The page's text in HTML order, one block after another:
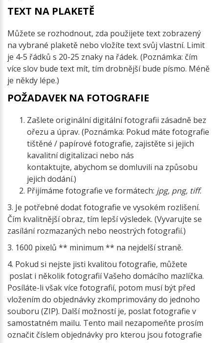
TEXT NA PLAKETĚ
Můžete se rozhodnout, zda použijete text zobrazený
na vybrané plaketě nebo vložíte text svůj vlastní. Limit
je 4-5 řádků s 20-25 znaky na řádek. (Poznámka: čím
více slov bude text mít, tím drobnější bude písmo. Méně
je někdy lépe.)
POŽADAVEK NA FOTOGRAFIE
Zašlete originální digitální fotografii zásadně bez
ořezu a úprav. (Poznámka: Pokud máte fotografie
tištěné / papírové fotografie, zajistěte si jejich
kavalitní digitalizaci nebo nás
kontaktujte, abychom se domluvili na způsobu
jejich dodání.)
Přijímáme fotografie ve formátech: jpg, png, tiff.
3. Je potřebné dodat fotografie ve vysokém rozlišení.
Čím kvalitnější obraz, tím lepší výsledek. (Vyvarujte se
zasílání rozmazaných nebo neostrých fotografií.)
3. 1600 pixelů ** minimum ** na nejdelší straně.
4. Pokud si nejste jisti kvalitou fotografie, můžete
poslat i několik fotografií Vašeho domácího mazlíčka.
Posíláte-li však více fotografií, potom musí být před
vložením do objednávky zkomprimovány do jednoho
souboru (ZIP). Další možností je, poslat fotografie v
samostatném mailu. Tento mail nezapomeňte prosím
označit číslem objednávky pro kterou jsou fotografie